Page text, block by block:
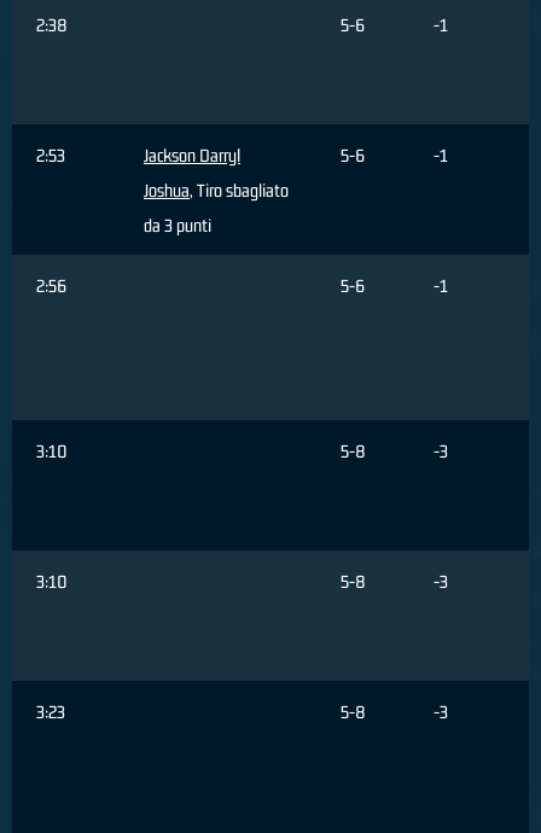
2:38 5-6 -1
2:53
Jackson Darryl
Joshua, Tiro sbagliato
da 3 punti
5-6 -1
2:56 5-6 -1
3:10 5-8 -3
3:10 5-8 -3
3:23 5-8 -3